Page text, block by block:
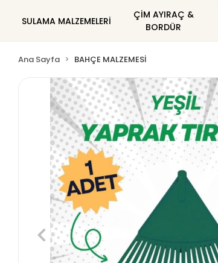
SULAMA MALZEMELERİ
ÇİM AYIRAÇ &
BORDÜR
Ana Sayfa BAHÇE MALZEMESİ